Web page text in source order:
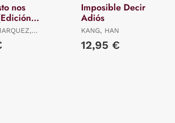
nos
Imposible Decir
Adiós
KANG, HAN
12,95 €